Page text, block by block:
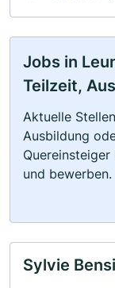
Jobs in
Teilzeit,
Aktuelle
Ausbildung
und bewerben.
Sylvie